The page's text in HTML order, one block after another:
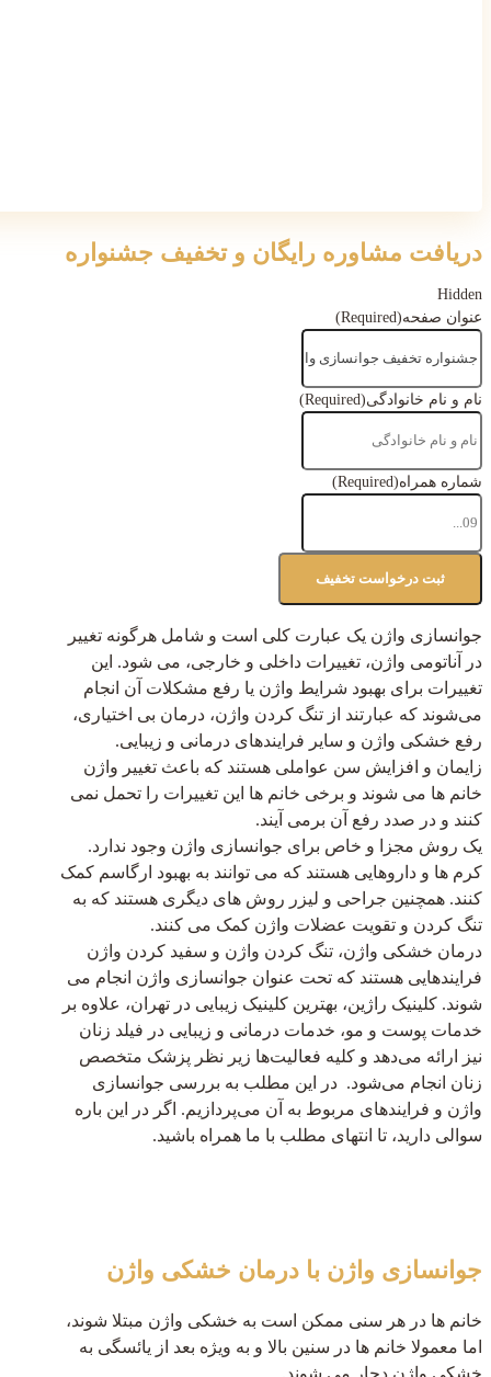
دریافت مشاوره رایگان و تخفیف جشنواره
Hidden
عنوان صفحه(Required)
نام و نام خانوادگی(Required)
شماره همراه(Required)
جوانسازی واژن یک عبارت کلی است و شامل هرگونه تغییر
در آناتومی واژن، تغییرات داخلی و خارجی، می شود. این
تغییرات برای بهبود شرایط واژن یا رفع مشکلات آن انجام
می‌شوند که عبارتند از تنگ کردن واژن، درمان بی اختیاری،
رفع خشکی واژن و سایر فرایندهای درمانی و زیبایی.
زایمان و افزایش سن عواملی هستند که باعث تغییر واژن
خانم ها می شوند و برخی خانم ها این تغییرات را تحمل نمی
کنند و در صدد رفع آن برمی آیند.
یک روش مجزا و خاص برای جوانسازی واژن وجود ندارد.
کرم ها و داروهایی هستند که می توانند به بهبود ارگاسم کمک
کنند. همچنین جراحی و لیزر روش های دیگری هستند که به
تنگ کردن و تقویت عضلات واژن کمک می کنند.
درمان خشکی واژن، تنگ کردن واژن و سفید کردن واژن
فرایندهایی هستند که تحت عنوان جوانسازی واژن انجام می
شوند. کلینیک راژین، بهترین کلینیک زیبایی در تهران، علاوه بر
خدمات پوست و مو، خدمات درمانی و زیبایی در فیلد زنان
نیز ارائه می‌دهد و کلیه فعالیت‌ها زیر نظر پزشک متخصص
زنان انجام می‌شود. در این مطلب به بررسی جوانسازی
واژن و فرایندهای مربوط به آن می‌پردازیم. اگر در این باره
سوالی دارید، تا انتهای مطلب با ما همراه باشید.
جوانسازی واژن با درمان خشکی واژن
خانم ها در هر سنی ممکن است به خشکی واژن مبتلا شوند،
اما معمولا خانم ها در سنین بالا و به ویژه بعد از یائسگی به
خشکی واژن دچار می شوند.